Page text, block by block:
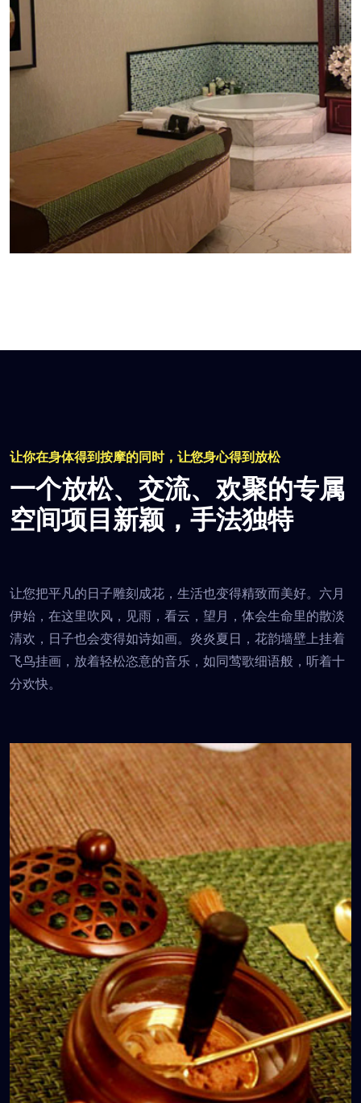
成都郫都区泰式按摩:泰式按摩是一种源自泰国的传统
让你在身体得到按摩的同时，让您身心得到放松
一个放松、交流、欢聚的专属
空间项目新颖，手法独特
让您把平凡的日子雕刻成花，生活也变得精致而美好。六月
伊始，在这里吹风，见雨，看云，望月，体会生命里的散淡
清欢，日子也会变得如诗如画。炎炎夏日，花韵墙壁上挂着
飞鸟挂画，放着轻松恣意的音乐，如同莺歌细语般，听着十
分欢快。